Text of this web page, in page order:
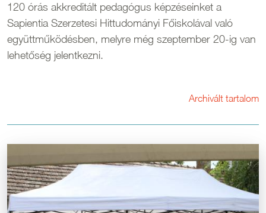
120 órás akkreditált pedagógus képzéseinket a
Sapientia Szerzetesi Hittudományi Főiskolával való
együttműködésben, melyre még szeptember 20-ig van
lehetőség jelentkezni.
Archivált tartalom